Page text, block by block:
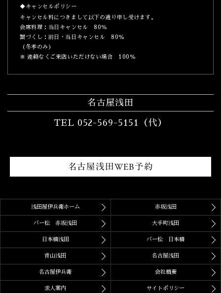
◆キャンセルポリシー
キャンセル料につきまして以下の通り申し受けます。
会席料理：当日キャンセル 80％
蟹づくし：前日・当日キャンセル 80％
（冬季のみ）
※ 連絡なくご来店いただけない場合 100％
名古屋浅田
TEL 052-569-5151（代）
名古屋浅田WEB予約
浅田屋伊兵衛ホーム 赤坂浅田
バー松 赤坂浅田 大手町浅田
日本橋浅田 バー松 日本橋
青山浅田 名古屋浅田
名古屋伊兵衛 会社概要
求人案内 サイトポリシー